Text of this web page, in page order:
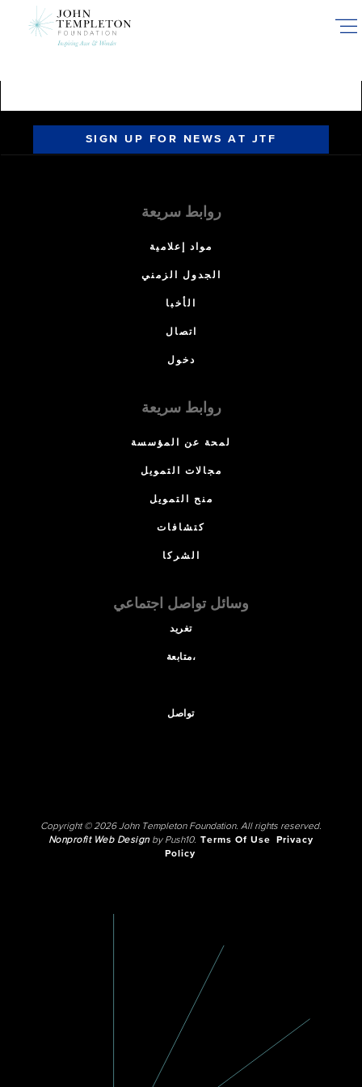
SIGN UP FOR NEWS AT JTF
روابط سريعة
مواد إعلامية
الجدول الزمني
الأخبا
اتصال
دخول
روابط سريعة
لمحة عن المؤسسة
مجالات التمويل
منح التمويل
كتشافات
الشركا
وسائل تواصل اجتماعي
تغريد
متابعة،
تواصل
Copyright © 2026 John Templeton Foundation. All rights reserved.
Nonprofit Web Designby Push10. Terms Of Use
Privacy
Policy